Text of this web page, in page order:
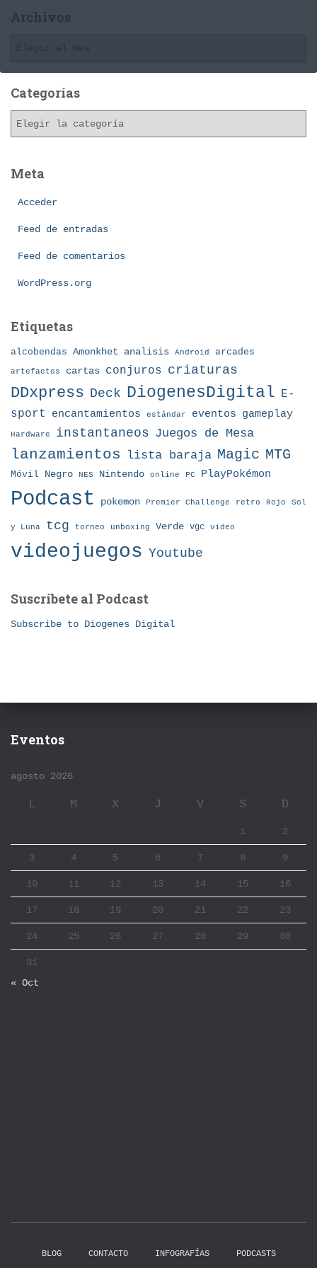
Archivos
c
h
o
Categorías
g
Meta
Acceder
Feed de entradas
Feed de comentarios
WordPress.org
Etiquetas
alcobendas Amonkhet analisis Android arcades
artefactos cartas conjuros criaturas
DDxpress Deck DiogenesDigital E-
sport
encantamientos estándar eventos gameplay
Hardware instantaneos Juegos de Mesa
lanzamientos lista baraja Magic MTG
Móvil Negro NES Nintendo online PC PlayPokémon
Podcast pokemon Premier Challenge retro Rojo Sol
y Luna tcg torneo unboxing Verde vgc video
videojuegos Youtube
Suscribete al Podcast
Subscribe to Diogenes Digital
Eventos
agosto 2026
L M X J V S D
1 2
3 4 5 6 7 8 9
10 11 12 13 14 15 16
17 18 19 20 21 22 23
24 25 26 27 28 29 30
31
« Oct
BLOG CONTACTO INFOGRAFÍAS PODCASTS